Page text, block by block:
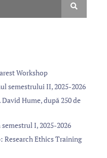
Workshop
semestrului II, 2025-2026
Hume, după 250 de
I, 2025-2026
Research Ethics Training